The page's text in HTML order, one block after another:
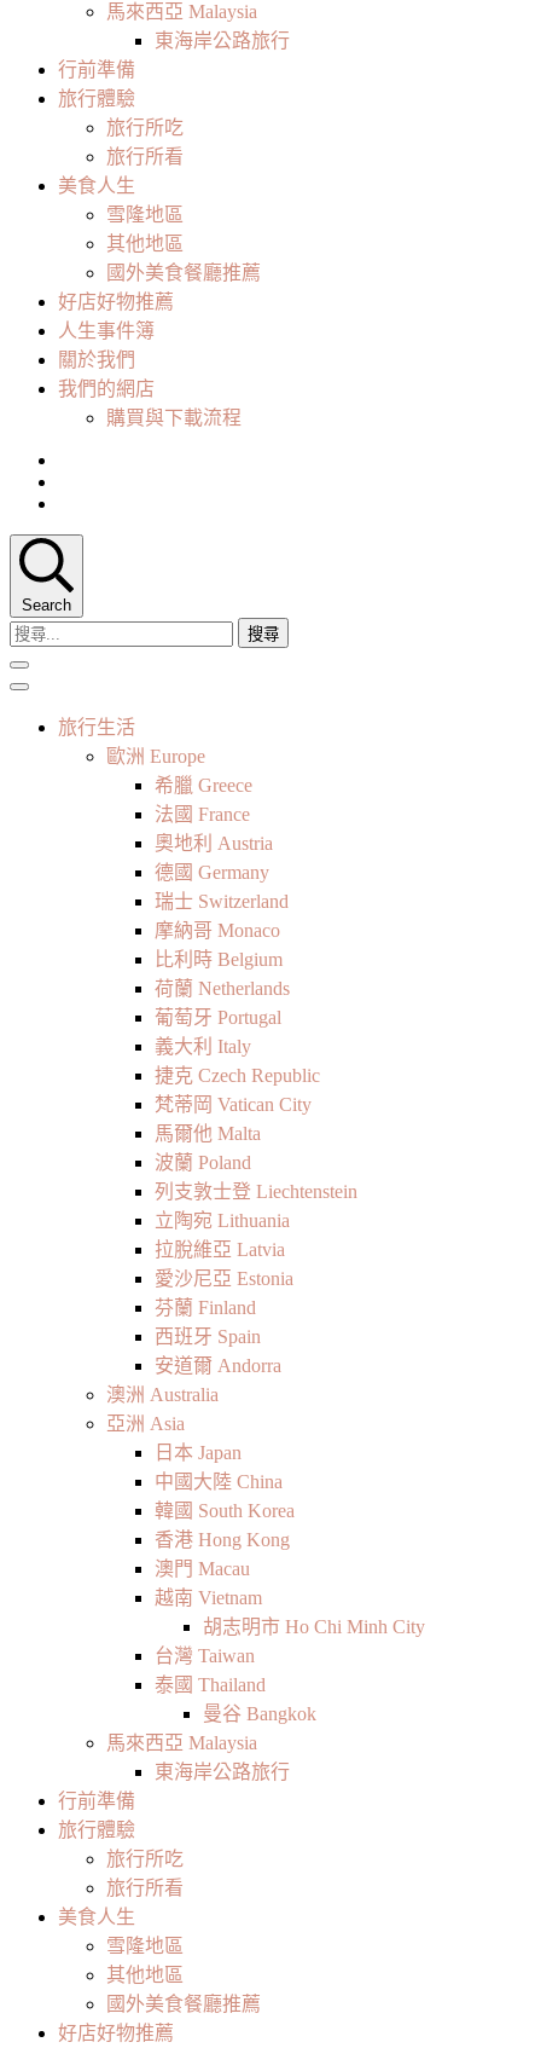
馬來西亞 Malaysia
東海岸公路旅行
行前準備
旅行體驗
旅行所吃
旅行所看
美食人生
雪隆地區
其他地區
國外美食餐廳推薦
好店好物推薦
人生事件簿
關於我們
我們的網店
購買與下載流程
Search
搜
尋
關
旅行生活
歐洲 Europe
希臘 Greece
法國 France
奧地利 Austria
德國 Germany
瑞士 Switzerland
摩納哥 Monaco
比利時 Belgium
荷蘭 Netherlands
葡萄牙 Portugal
義大利 Italy
捷克 Czech Republic
梵蒂岡 Vatican City
馬爾他 Malta
波蘭 Poland
列支敦士登 Liechtenstein
立陶宛 Lithuania
拉脫維亞 Latvia
愛沙尼亞 Estonia
芬蘭 Finland
西班牙 Spain
安道爾 Andorra
澳洲 Australia
亞洲 Asia
日本 Japan
中國大陸 China
韓國 South Korea
香港 Hong Kong
澳門 Macau
越南 Vietnam
胡志明市 Ho Chi Minh City
台灣 Taiwan
泰國 Thailand
曼谷 Bangkok
馬來西亞 Malaysia
東海岸公路旅行
行前準備
旅行體驗
旅行所吃
旅行所看
美食人生
雪隆地區
其他地區
國外美食餐廳推薦
好店好物推薦